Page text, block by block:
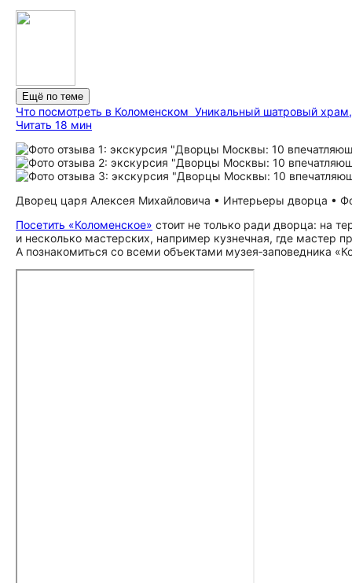
Ещё по теме
Что посмотреть в Коломенском Уникальный шатровый
Читать 18 мин
Дворец царя Алексея Михайловича • Интерьеры дворца •
Посетить «Коломенское» стоит не только ради дворца: на
и несколько мастерских, например кузнечная, где мастер
А познакомиться со всеми объектами музея‑заповедника